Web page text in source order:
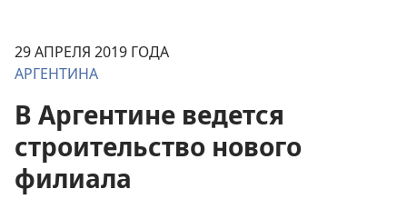
29 АПРЕЛЯ 2019 ГОДА
АРГЕНТИНА
В Аргентине ведется
строительство нового
филиала